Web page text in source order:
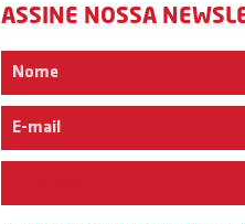
ASSINE NOSSA